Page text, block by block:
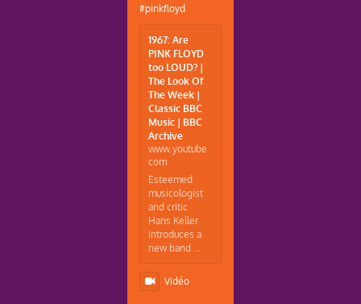
#pinkfloyd
1967: Are
PINK FLOYD
too LOUD? |
The Look Of
The Week |
Classic BBC
Music | BBC
Archive
www.youtube.
com
Esteemed
musicologist
and critic
Hans Keller
introduces a
new band ...
Vidéo